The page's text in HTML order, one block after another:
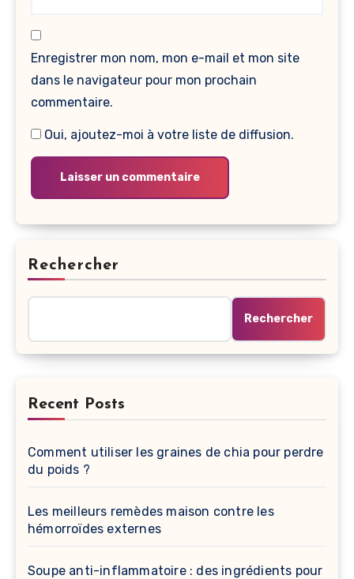
Enregistrer mon nom, mon e-mail et mon site
dans le navigateur pour mon prochain
commentaire.
Oui, ajoutez-moi à votre liste de diffusion.
Rechercher
Rechercher
Recent Posts
Comment utiliser les graines de chia pour perdre
du poids ?
Les meilleurs remèdes maison contre les
hémorroïdes externes
Soupe anti-inflammatoire : des ingrédients pour